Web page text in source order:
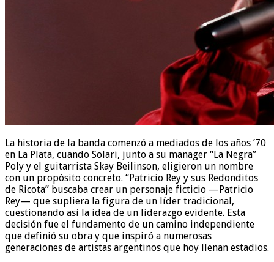
La historia de la banda comenzó a mediados de los años ’70
en La Plata, cuando Solari, junto a su manager “La Negra”
Poly y el guitarrista Skay Beilinson, eligieron un nombre
con un propósito concreto. “Patricio Rey y sus Redonditos
de Ricota” buscaba crear un personaje ficticio —Patricio
Rey— que supliera la figura de un líder tradicional,
cuestionando así la idea de un liderazgo evidente. Esta
decisión fue el fundamento de un camino independiente
que definió su obra y que inspiró a numerosas
generaciones de artistas argentinos que hoy llenan estadios.